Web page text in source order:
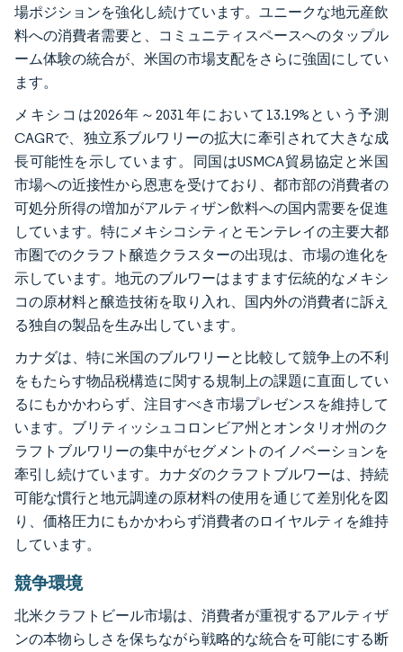
場ポジションを強化し続けています。ユニークな地元産飲
料への消費者需要と、コミュニティスペースへのタップル
ーム体験の統合が、米国の市場支配をさらに強固にしてい
ます。
メキシコは2026年～2031年において13.19%という予測
CAGRで、独立系ブルワリーの拡大に牽引されて大きな成
長可能性を示しています。同国はUSMCA貿易協定と米国
市場への近接性から恩恵を受けており、都市部の消費者の
可処分所得の増加がアルティザン飲料への国内需要を促進
しています。特にメキシコシティとモンテレイの主要大都
市圏でのクラフト醸造クラスターの出現は、市場の進化を
示しています。地元のブルワーはますます伝統的なメキシ
コの原材料と醸造技術を取り入れ、国内外の消費者に訴え
る独自の製品を生み出しています。
カナダは、特に米国のブルワリーと比較して競争上の不利
をもたらす物品税構造に関する規制上の課題に直面してい
るにもかかわらず、注目すべき市場プレゼンスを維持して
います。ブリティッシュコロンビア州とオンタリオ州のク
ラフトブルワリーの集中がセグメントのイノベーションを
牽引し続けています。カナダのクラフトブルワーは、持続
可能な慣行と地元調達の原材料の使用を通じて差別化を図
り、価格圧力にもかかわらず消費者のロイヤルティを維持
しています。
競争環境
北米クラフトビール市場は、消費者が重視するアルティザ
ンの本物らしさを保ちながら戦略的な統合を可能にする断